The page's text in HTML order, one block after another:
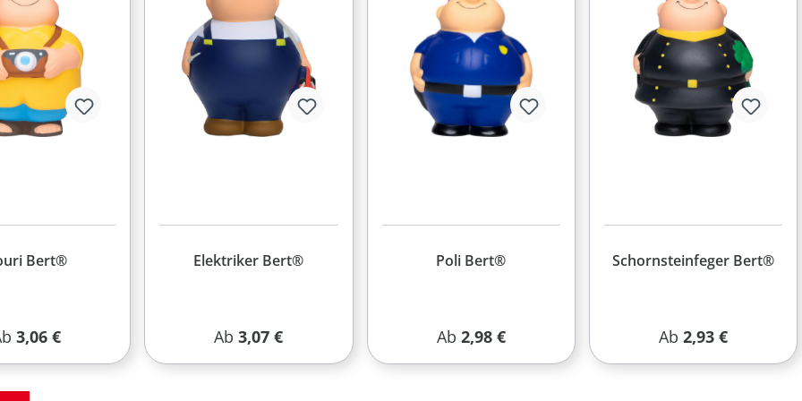
Bert®
Preis:
3,06 €
Elektriker Bert®
Regulärer Preis:
Ab3,07 €
Poli Bert®
Regulärer Preis:
Ab 2,98 €
Schornsteinfeger Bert®
Regulärer Preis:
Ab 2,93 €